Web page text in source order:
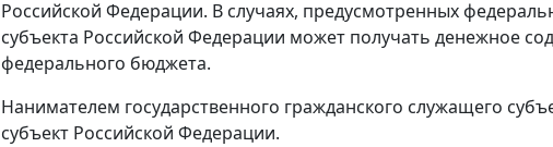
Российской Федерации. В случаях, предусмотренных
субъекта Российской Федерации может получать денежное
федерального бюджета.
Нанимателем государственного гражданского служащего
субъект Российской Федерации.